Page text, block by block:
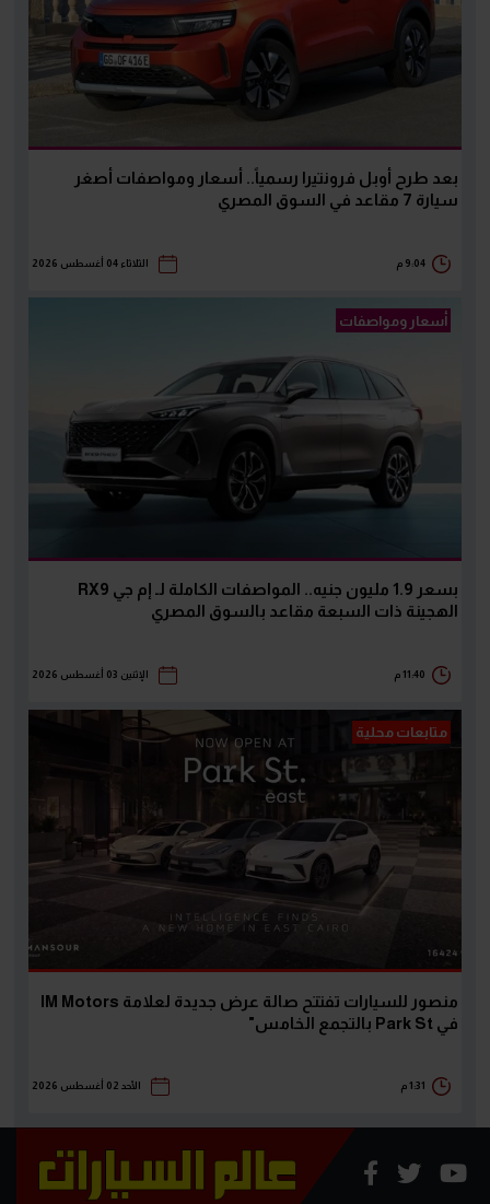
بعد طرح أوبل فرونتيرا رسمياً.. أسعار ومواصفات أصغر
سيارة 7 مقاعد في السوق المصري
9:04 م الثلاثاء 04 أغسطس 2026
أسعار ومواصفات
بسعر 1.9 مليون جنيه.. المواصفات الكاملة لـ إم جي RX9
الهجينة ذات السبعة مقاعد بالسوق المصري
11:40 م الإثنين 03 أغسطس 2026
متابعات محلية
منصور للسيارات تفتتح صالة عرض جديدة لعلامة IM Motors
في Park St بالتجمع الخامس"
1:31 م الأحد 02 أغسطس 2026